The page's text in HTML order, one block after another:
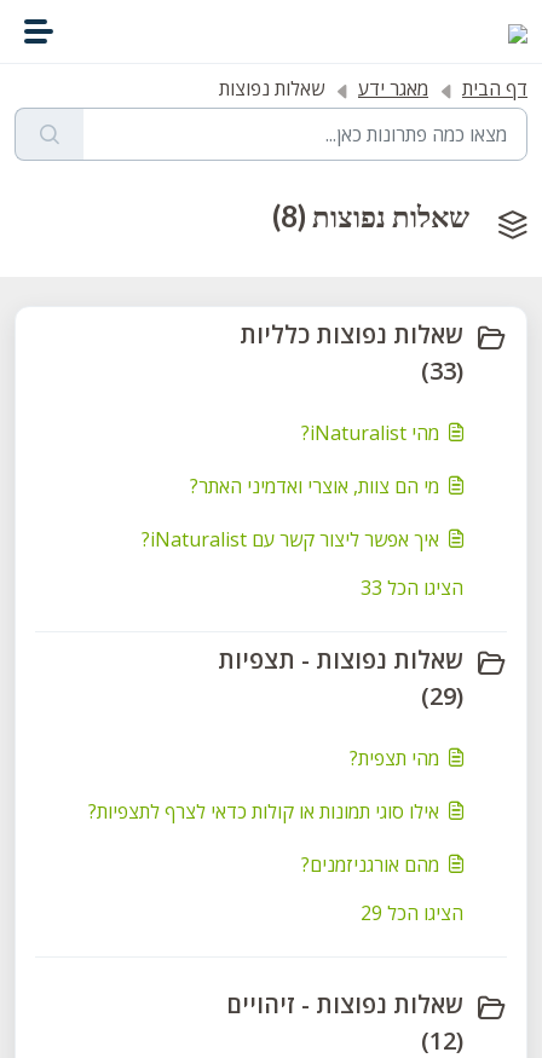
דף הבית מאגר ידע שאלות נפוצות
שאלות נפוצות (8)
שאלות נפוצות כלליות
(33)
מהי iNaturalist?
מי הם צוות, אוצרי ואדמיני האתר?
איך אפשר ליצור קשר עם iNaturalist?
הציגו הכל 33
שאלות נפוצות - תצפיות
(29)
מהי תצפית?
אילו סוגי תמונות או קולות כדאי לצרף לתצפיות?
מהם אורגניזמנים?
הציגו הכל 29
שאלות נפוצות - זיהויים
(12)